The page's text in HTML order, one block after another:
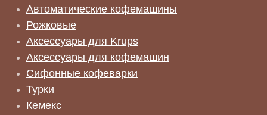
Автоматические кофемашины
Рожковые
Аксессуары для Krups
Аксессуары для кофемашин
Сифонные кофеварки
Турки
Кемекс